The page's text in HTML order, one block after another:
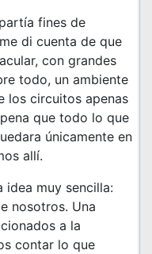
fines de
di cuenta de que
con grandes
todo, un ambiente
los circuitos apenas
que todo lo que
únicamente en
allí.
idea muy sencilla:
nosotros. Una
a la
contar lo que